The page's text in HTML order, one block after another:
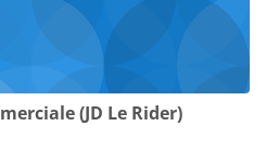
(JD Le Rider)